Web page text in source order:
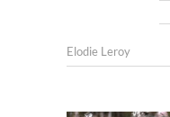
Elodie Leroy